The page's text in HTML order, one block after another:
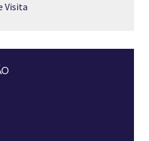
Visita